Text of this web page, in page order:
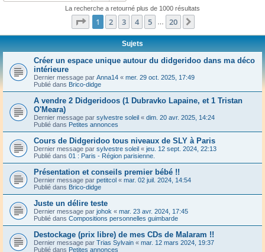
La recherche a retourné plus de 1000 résultats
Page 1sur20
1 2 3 4 5 20
Sujets
Créer un espace unique autour du didgeridoo dans ma déco
intérieure
Dernier message par Anna14 « mer. 29 oct. 2025, 17:49
Publié dans Brico-didge
A vendre 2 Didgeridoos (1 Dubravko Lapaine, et 1 Tristan
O'Meara)
Dernier message par sylvestre soleil « dim. 20 avr. 2025, 14:24
Publié dans Petites annonces
Cours de Didgeridoo tous niveaux de SLY à Paris
Dernier message par sylvestre soleil « jeu. 12 sept. 2024, 22:13
Publié dans 01 : Paris - Région parisienne.
Présentation et conseils premier bébé !!
Dernier message par petitcol « mar. 02 juil. 2024, 14:54
Publié dans Brico-didge
Juste un délire teste
Dernier message par johok « mar. 23 avr. 2024, 17:45
Publié dans Compositions personnelles guimbarde
Destockage (prix libre) de mes CDs de Malaram !!
Dernier message par Trias Sylvain « mar. 12 mars 2024, 19:37
Publié dans Petites annonces